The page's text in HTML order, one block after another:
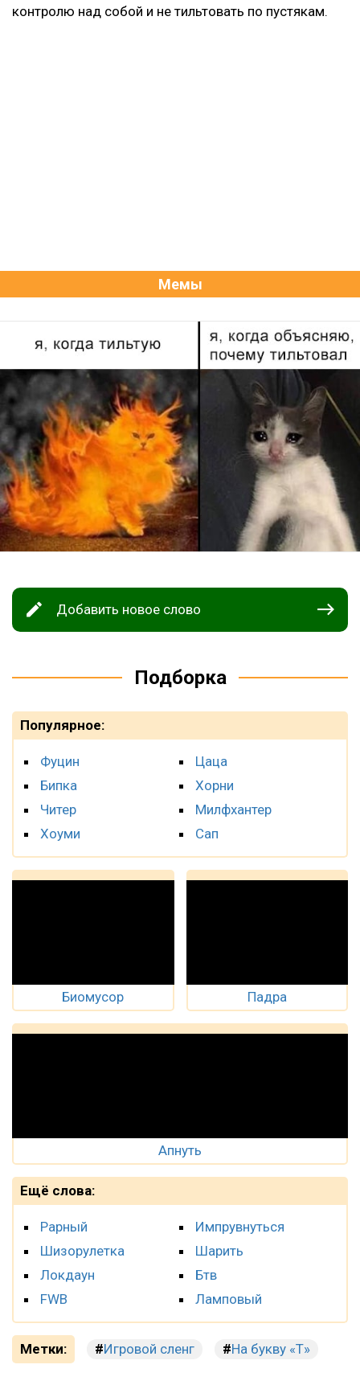
контролю над собой и не тильтовать по пустякам.
Мемы
Добавить новое слово
Подборка
Популярное:
Фуцин
Бипка
Читер
Хоуми
Цаца
Хорни
Милфхантер
Сап
Биомусор Падра
Апнуть
Ещё слова:
Рарный
Шизорулетка
Локдаун
FWB
Импрувнуться
Шарить
Бтв
Ламповый
Метки: Игровой сленг На букву «Т»